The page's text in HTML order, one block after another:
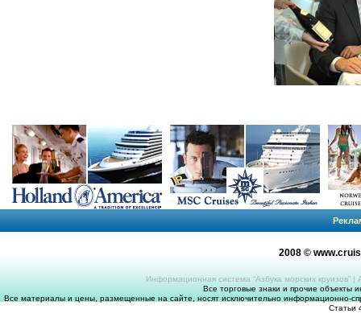
2008 ©
Информационная система “Азбука морских круизов” |
Все торговые знаки и прочие объекты
Все материалы и цены, размещенные на сайте, носят исключительно информационно-
Статьи